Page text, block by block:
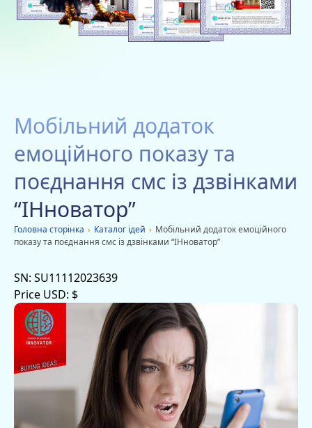
Благодійність
Оголошення
Мобільний додаток
емоційного показу та
поєднання смс із дзвінками
“ІНноватор”
Головна сторiнка › Каталог ідей › Мобільний додаток емоційного
показу та поєднання смс із дзвінками “ІНноватор”
SN: SU11112023639
Price USD: $